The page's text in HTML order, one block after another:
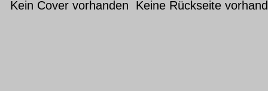
Kein Cover vorhanden Keine Rückseite